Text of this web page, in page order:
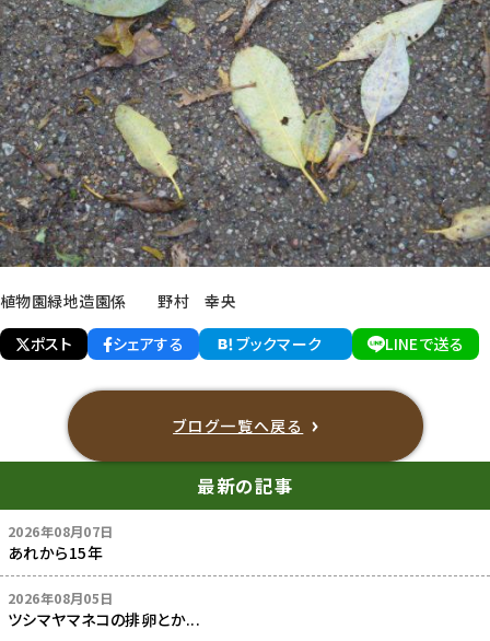
植物園緑地造園係 野村 幸央
ポスト
シェアする ブックマーク LINEで送る
ブログ一覧へ戻る
最新の記事
2026年08月07日
あれから15年
2026年08月05日
ツシマヤマネコの排卵とか...